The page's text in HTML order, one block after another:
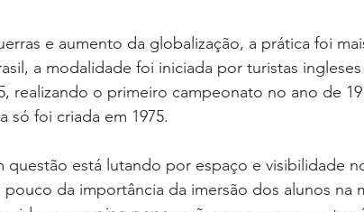
e aumento da globalização, a prática foi
a modalidade foi iniciada por turistas ingleses
realizando o primeiro campeonato no ano de
só foi criada em 1975.
pouco da importância da imersão dos alunos na